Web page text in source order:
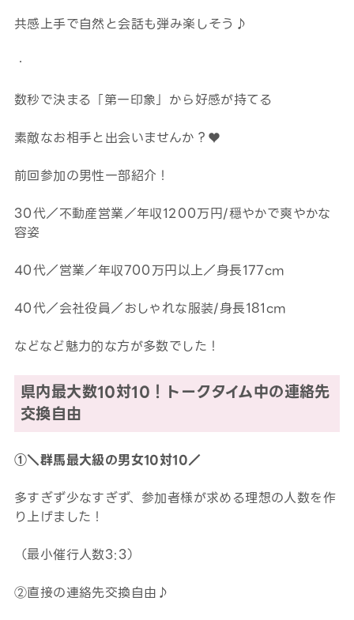
共感上手で自然と会話も弾み楽しそう♪
・
数秒で決まる「第一印象」から好感が持てる
素敵なお相手と出会いませんか？​​​​​​♥
前回参加の男性一部紹介！
30代／不動産営業／年収1200万円/穏やかで爽やかな
容姿
40代／営業／年収700万円以上／身長177cm
40代／会社役員／おしゃれな服装/身長181cm
などなど魅力的な方が多数でした！
県内最大数10対10！トークタイム中の連絡先
交換自由
①＼群馬最大級の男女10対10／
多すぎず少なすぎず、参加者様が求める理想の人数を作
り上げました！
（最小催行人数3:3）
②直接の連絡先交換自由♪